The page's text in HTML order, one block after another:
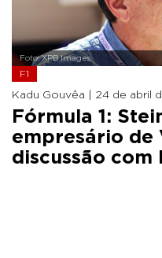
Foto: XPB Images
F1
Kadu Gouvêa | 24 de abril
Fórmula 1:
empresário de
discussão com